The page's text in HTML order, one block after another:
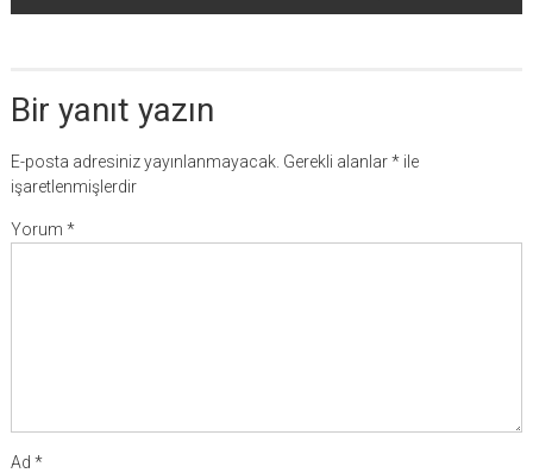
Bir yanıt yazın
E-posta adresiniz yayınlanmayacak. Gerekli alanlar*ile
işaretlenmişlerdir
Yorum *
Ad *